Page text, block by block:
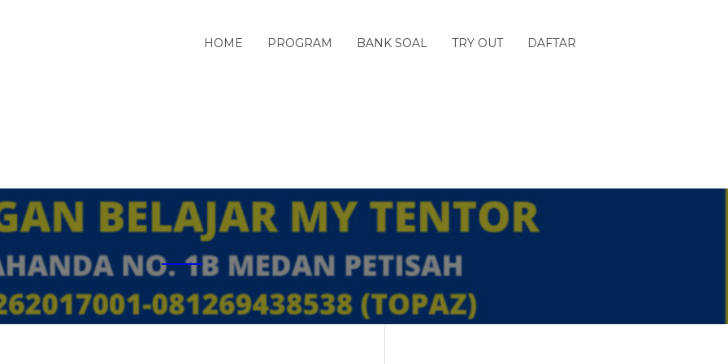
HOME PROGRAM BANK SOAL TRY OUT DAFTAR